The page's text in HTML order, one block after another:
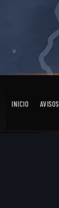
INICIO AVISOS